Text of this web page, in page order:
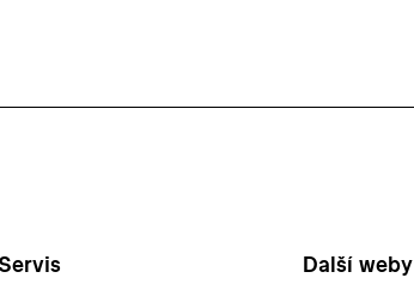
Servis Další weby